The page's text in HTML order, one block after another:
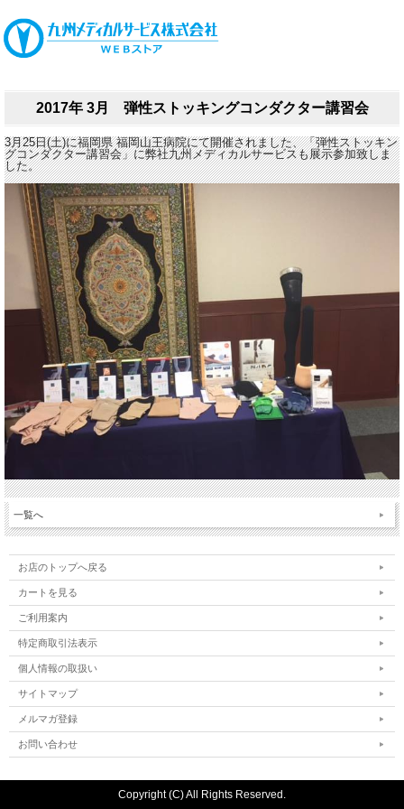
2017年 3月 弾性ストッキングコンダクター講習会
3月25日(土)に福岡県 福岡山王病院にて開催されました、「弾性ストッキン
グコンダクター講習会」に弊社九州メディカルサービスも展示参加致しま
した。
一覧へ
お店のトップへ戻る
カートを見る
ご利用案内
特定商取引法表示
個人情報の取扱い
サイトマップ
メルマガ登録
お問い合わせ
Copyright (C) All Rights Reserved.